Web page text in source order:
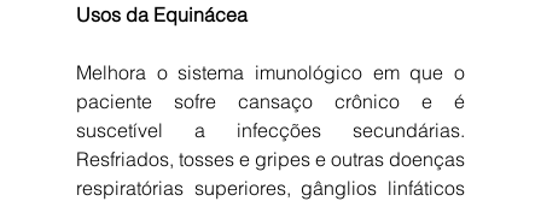
Usos da Equinácea
Melhora o sistema imunológico em que o
paciente sofre cansaço crônico e é
suscetível a infecções secundárias.
Resfriados, tosses e gripes e outras doenças
respiratórias superiores, gânglios linfáticos